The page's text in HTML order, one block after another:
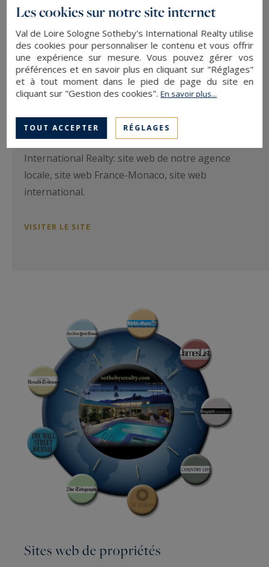
Sites web Sotheby's International
Realty
Des sites web de notre réseau Sotheby’s
International Realty: site web de notre agence
locale, site web France-Monaco, site web
international.
VISITER LE SITE
Sites web de propriétés
Les cookies sur notre site internet
Val de Loire Sologne Sotheby's International Realty utilise
des cookies pour personnaliser le contenu et vous offrir
une expérience sur mesure. Vous pouvez gérer vos
préférences et en savoir plus en cliquant sur "Réglages"
et à tout moment dans le pied de page du site en
cliquant sur "Gestion des cookies".En savoir plus...
TOUT ACCEPTER RÉGLAGES